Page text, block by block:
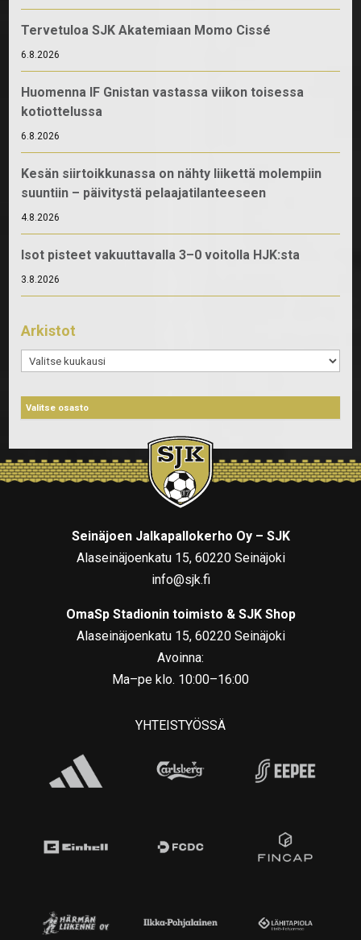
Tervetuloa SJK Akatemiaan Momo Cissé
6.8.2026
Huomenna IF Gnistan vastassa viikon toisessa
kotiottelussa
6.8.2026
Kesän siirtoikkunassa on nähty liikettä molempiin
suuntiin – päivitystä pelaajatilanteeseen
4.8.2026
Isot pisteet vakuuttavalla 3–0 voitolla HJK:sta
3.8.2026
Arkistot
Arkistot
Seinäjoen Jalkapallokerho Oy – SJK
Alaseinäjoenkatu 15, 60220 Seinäjoki
info@sjk.fi
OmaSp Stadionin toimisto & SJK Shop
Alaseinäjoenkatu 15, 60220 Seinäjoki
Avoinna:
Ma–pe klo. 10:00–16:00
YHTEISTYÖSSÄ